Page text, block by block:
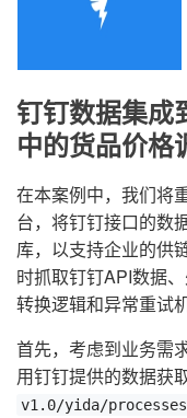
钉钉数据集
中的货品价格
在本案例中，我们将
台，将钉钉接口的数
库，以支持企业的供
时抓取钉钉API数据
转换逻辑和异常重试
首先，考虑到业务需
用钉钉提供的数据获
v1.0/yida/